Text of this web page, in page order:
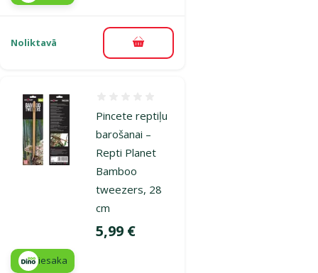
Noliktavā Pievienot grozam
Pincete reptiļu
barošanai –
Repti Planet
Bamboo
tweezers, 28
cm
Cena
5,99 €
iesaka